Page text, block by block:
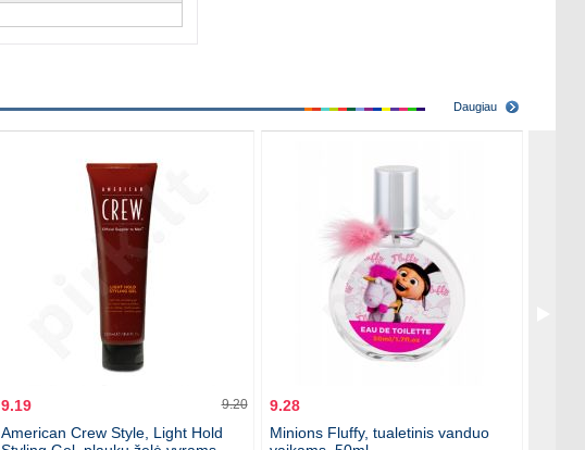
Daugiau
9.19 9.20
American Crew Style, Light Hold
9.28
Minions Fluffy, tualetinis vanduo